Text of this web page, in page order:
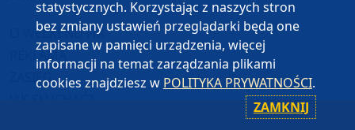
O WEEKEND FM
REKLAMA
ZASIĘG
statystycznych. Korzystając z naszych stron
bez zmiany ustawień przeglądarki będą one
zapisane w pamięci urządzenia, więcej
informacji na temat zarządzania plikami
cookies znajdziesz w POLITYKA PRYWATNOŚCI.
ZAMKNIJ